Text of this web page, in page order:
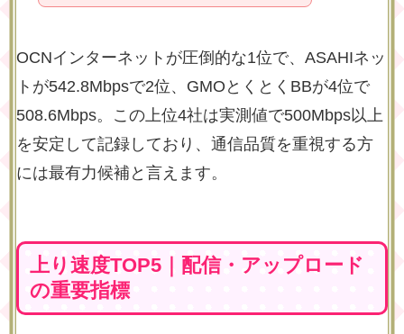
OCNインターネットが圧倒的な1位で、ASAHIネッ
トが542.8Mbpsで2位、GMOとくとくBBが4位で
508.6Mbps。この上位4社は実測値で500Mbps以上
を安定して記録しており、通信品質を重視する方
には最有力候補と言えます。
上り速度TOP5｜配信・アップロード
の重要指標